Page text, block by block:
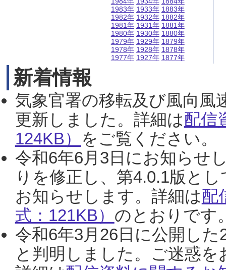
1983年
1982年
1981年
1980年
1979年
1978年
1977年
1933年
1932年
1931年
1930年
1929年
1928年
1927年
1883年
1882年
1881年
1880年
1879年
1878年
1877年
新着情報
気象官署の移転及び風向風
更新しました。詳細は配信
124KB） をご覧ください。
令和6年6月3日にお知らせ
りを修正し、第4.0.1版と
お知らせします。詳細は配
式：121KB） のとおりです
令和6年3月26日に公開し
と判明しました。ご迷惑